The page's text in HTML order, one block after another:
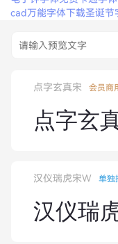
cad万能字体下载圣诞节
点字玄真宋 会员商
点字玄
汉仪瑞虎宋W 单独
汉仪瑞